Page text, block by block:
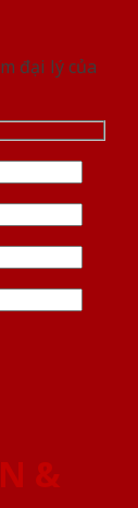
đại lý của
&